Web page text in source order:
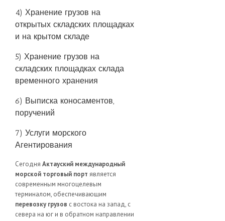
4) Хранение грузов на
открытых складских площадках
и на крытом складе
5) Хранение грузов на
складских площадках склада
временного хранения
6) Выписка коносаментов,
поручений
7) Услуги морского
Агентирования
Сегодня Актауский международный
морской торговый порт является
современным многоцелевым
терминалом, обеспечивающим
перевозку грузов с востока на запад, с
севера на юг и в обратном направлении